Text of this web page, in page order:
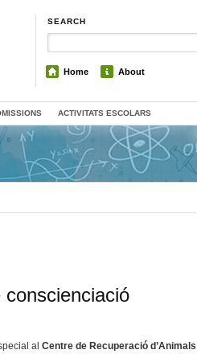
SEARCH
Home About
ACTIVITATS ESCOLARS
conscienciació
al Centre de Recuperació d’Animals